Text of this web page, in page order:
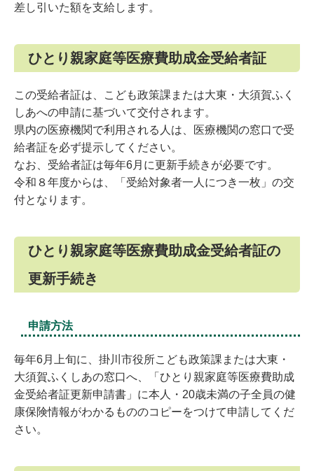
差し引いた額を支給します。
ひとり親家庭等医療費助成金受給者証
この受給者証は、こども政策課または大東・大須賀ふく
しあへの申請に基づいて交付されます。
県内の医療機関で利用される人は、医療機関の窓口で受
給者証を必ず提示してください。
なお、受給者証は毎年6月に更新手続きが必要です。
令和８年度からは、「受給対象者一人につき一枚」の交
付となります。
ひとり親家庭等医療費助成金受給者証の
更新手続き
申請方法
毎年6月上旬に、掛川市役所こども政策課または大東・
大須賀ふくしあの窓口へ、「ひとり親家庭等医療費助成
金受給者証更新申請書」に本人・20歳未満の子全員の健
康保険情報がわかるもののコピーをつけて申請してくだ
さい。